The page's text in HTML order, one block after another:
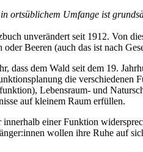
ortsüblichem Umfange ist
unverändert seit 1912. Von
Beeren (auch das ist nach
dass dem Wald seit dem 19.
die
Lebensraum- und
auf kleinem Raum erfüllen.
einer Funktion
wollen ihre Ruhe auf